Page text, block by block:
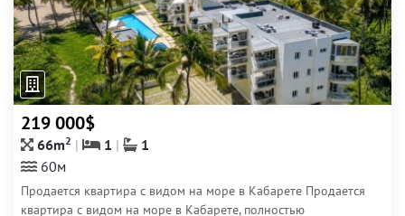
219 000$
66m2 1
1
60м
Продается квартира с видом на море в Кабарете Продается
квартира с видом на море в Кабарете, полностью